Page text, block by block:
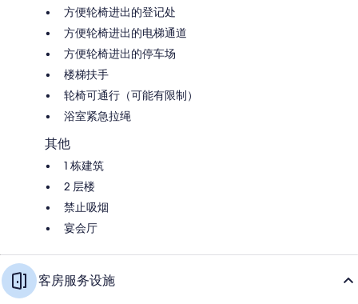
方便轮椅进出的登记处
方便轮椅进出的电梯通道
方便轮椅进出的停车场
楼梯扶手
轮椅可通行（可能有限制）
浴室紧急拉绳
其他
1 栋建筑
2 层楼
禁止吸烟
宴会厅
客房服务设施